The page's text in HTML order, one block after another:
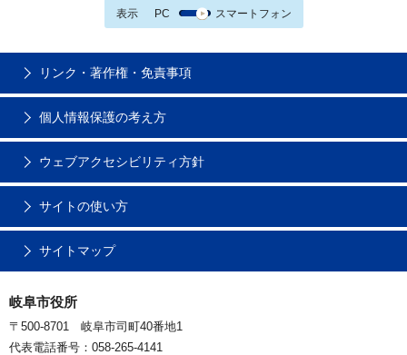
表示 PC スマートフォン
リンク・著作権・免責事項
個人情報保護の考え方
ウェブアクセシビリティ方針
サイトの使い方
サイトマップ
岐阜市役所
〒500-8701 岐阜市司町40番地1
代表電話番号：058-265-4141